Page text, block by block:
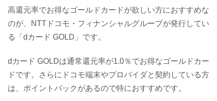
高還元率でお得なゴールドカードが欲しい方におすすめな
のが、NTTドコモ・フィナンシャルグループが発行してい
る「dカード GOLD」です。
dカード GOLDは通常還元率が1.0％でお得なゴールドカー
ドです。さらにドコモ端末やプロバイダと契約している方
は、ポイントバックがあるので特におすすめです。